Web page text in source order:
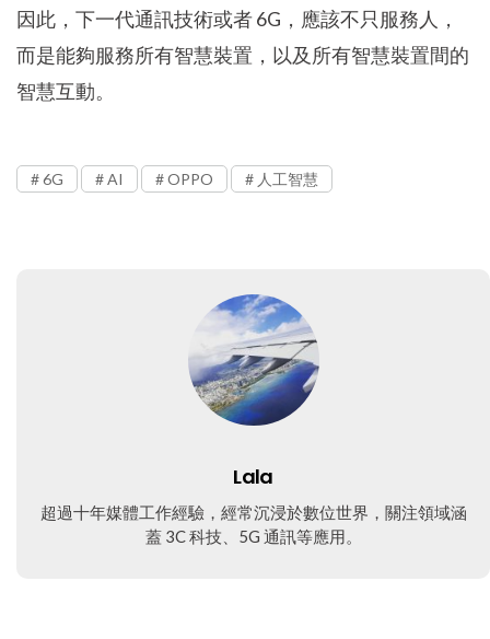
因此，下一代通訊技術或者 6G，應該不只服務人，
而是能夠服務所有智慧裝置，以及所有智慧裝置間的
智慧互動。
6G AI OPPO 人工智慧
Lala
超過十年媒體工作經驗，經常沉浸於數位世界，關注領域涵
蓋 3C 科技、5G 通訊等應用。